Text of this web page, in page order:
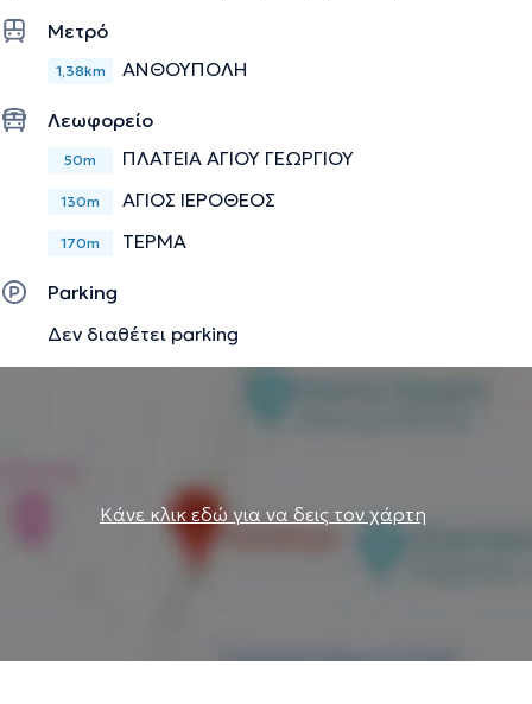
Μετρό
1,38km ΑΝΘΟΥΠΟΛΗ
Λεωφορείο
50m ΠΛΑΤΕΙΑ ΑΓΙΟΥ ΓΕΩΡΓΙΟΥ
130m ΑΓΙΟΣ ΙΕΡΟΘΕΟΣ
170m ΤΕΡΜΑ
Parking
Δεν διαθέτει parking
Κάνε κλικ εδώ για να δεις τον χάρτη